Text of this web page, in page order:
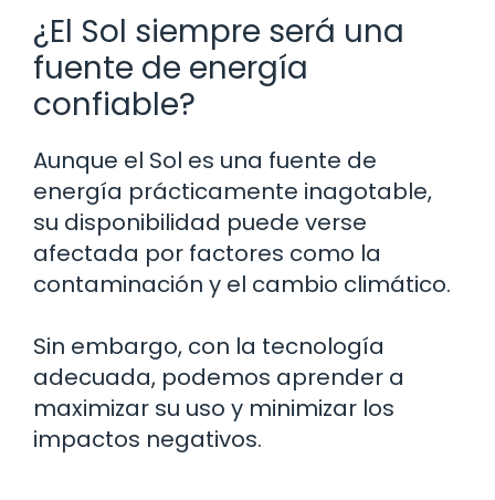
¿El Sol siempre será una
fuente de energía
confiable?
Aunque el Sol es una fuente de
energía prácticamente inagotable,
su disponibilidad puede verse
afectada por factores como la
contaminación y el cambio climático.
Sin embargo, con la tecnología
adecuada, podemos aprender a
maximizar su uso y minimizar los
impactos negativos.